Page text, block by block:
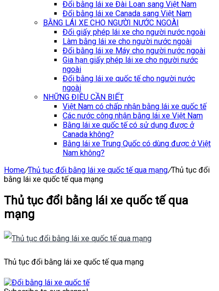
Đổi bằng lái xe Đài Loan sang Việt Nam
Đổi bằng lái xe Canada sang Việt Nam
BẰNG LÁI XE CHO NGƯỜI NƯỚC NGOÀI
Đổi giấy phép lái xe cho người nước ngoài
Làm bằng lái xe cho người nước ngoài
Đổi bằng lái xe Máy cho người nước ngoài
Gia hạn giấy phép lái xe cho người nước
ngoài
Đổi bằng lái xe quốc tế cho người nước
ngoài
NHỮNG ĐIỀU CẦN BIẾT
Việt Nam có chấp nhận bằng lái xe quốc tế
Các nước công nhận bằng lái xe Việt Nam
Bằng lái xe quốc tế có sử dụng được ở
Canada không?
Bằng lái xe Trung Quốc có dùng được ở Việt
Nam không?
Home/Thủ tục đổi bằng lái xe quốc tế qua mạng/Thủ tục đổi
bằng lái xe quốc tế qua mạng
Thủ tục đổi bằng lái xe quốc tế qua
mạng
Thủ tục đổi bằng lái xe quốc tế qua mạng